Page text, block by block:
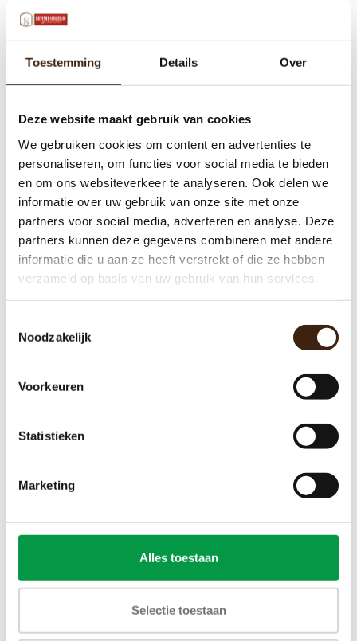
Toestemming Details Over
Deze website maakt gebruik van cookies
We gebruiken cookies om content en advertenties te
personaliseren, om functies voor social media te bieden
en om ons websiteverkeer te analyseren. Ook delen we
informatie over uw gebruik van onze site met onze
partners voor social media, adverteren en analyse. Deze
partners kunnen deze gegevens combineren met andere
informatie die u aan ze heeft verstrekt of die ze hebben
verzameld op basis van uw gebruik van hun services.
Noodzakelijk
Voorkeuren
Statistieken
Marketing
Alles toestaan
Selectie toestaan
Toevoegen aan winkelwagen